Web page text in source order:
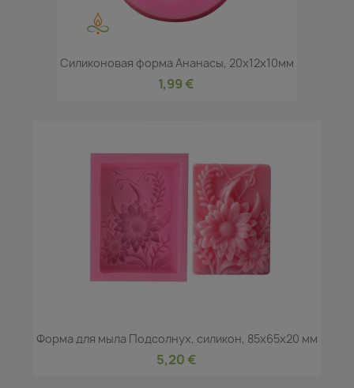
Силиконовая форма Ананасы, 20x12x10мм
1,99 €
Форма для мыла Подсолнух, силикон, 85x65x20 мм
5,20 €